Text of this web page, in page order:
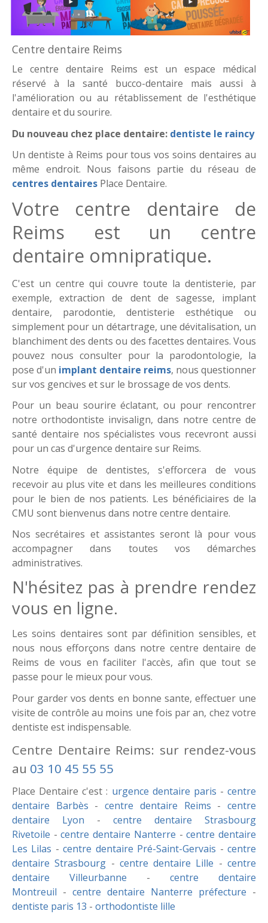
Centre dentaire Reims
Le centre dentaire Reims est un espace médical
réservé à la santé bucco-dentaire mais aussi à
l'amélioration ou au rétablissement de l'esthétique
dentaire et du sourire.
Du nouveau chez place dentaire: dentiste le raincy
Un dentiste à Reims pour tous vos soins dentaires au
même endroit. Nous faisons partie du réseau de
centres dentaires Place Dentaire.
Votre centre dentaire de
Reims est un centre
dentaire omnipratique.
C'est un centre qui couvre toute la dentisterie, par
exemple, extraction de dent de sagesse, implant
dentaire, parodontie, dentisterie esthétique ou
simplement pour un détartrage, une dévitalisation, un
blanchiment des dents ou des facettes dentaires. Vous
pouvez nous consulter pour la parodontologie, la
pose d'un implant dentaire reims, nous questionner
sur vos gencives et sur le brossage de vos dents.
Pour un beau sourire éclatant, ou pour rencontrer
notre orthodontiste invisalign, dans notre centre de
santé dentaire nos spécialistes vous recevront aussi
pour un cas d'urgence dentaire sur Reims.
Notre équipe de dentistes, s'efforcera de vous
recevoir au plus vite et dans les meilleures conditions
pour le bien de nos patients. Les bénéficiaires de la
CMU sont bienvenus dans notre centre dentaire.
Nos secrétaires et assistantes seront là pour vous
accompagner dans toutes vos démarches
administratives.
N'hésitez pas à prendre rendez
vous en ligne.
Les soins dentaires sont par définition sensibles, et
nous nous efforçons dans notre centre dentaire de
Reims de vous en faciliter l'accès, afin que tout se
passe pour le mieux pour vous.
Pour garder vos dents en bonne sante, effectuer une
visite de contrôle au moins une fois par an, chez votre
dentiste est indispensable.
Centre Dentaire Reims: sur rendez-vous
au 03 10 45 55 55
Place Dentaire c'est : urgence dentaire paris - centre
dentaire Barbès -centre dentaire Reims -centre
dentaire Lyon - centre dentaire Strasbourg
Rivetoile -centre dentaire Nanterre -centre dentaire
Les Lilas -centre dentaire Pré-Saint-Gervais -centre
dentaire Strasbourg - centre dentaire Lille -centre
dentaire Villeurbanne - centre dentaire
Montreuil - centre dentaire Nanterre préfecture -
dentiste paris 13 - orthodontiste lille